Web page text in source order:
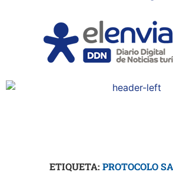
ETIQUETA: PROTOCOLO